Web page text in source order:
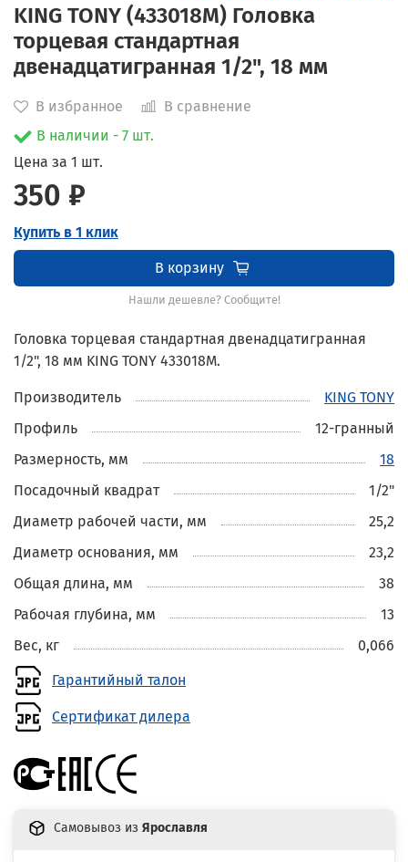
KING TONY (433018M) Головка
торцевая стандартная
двенадцатигранная 1/2", 18 мм
В избранное
В сравнение
В наличии - 7 шт.
Цена за 1 шт.
350 ₽
Купить в 1 клик
В корзину
Нашли дешевле? Сообщите!
Головка торцевая стандартная двенадцатигранная
1/2", 18 мм KING TONY 433018M.
Производитель
KING TONY
Профиль
12-гранный
Размерность, мм
18
Посадочный квадрат
1/2"
Диаметр рабочей части, мм
25,2
Диаметр основания, мм
23,2
Общая длина, мм
38
Рабочая глубина, мм
13
Вес, кг
0,066
Гарантийный талон
Сертификат дилера
Самовывоз из Ярославля